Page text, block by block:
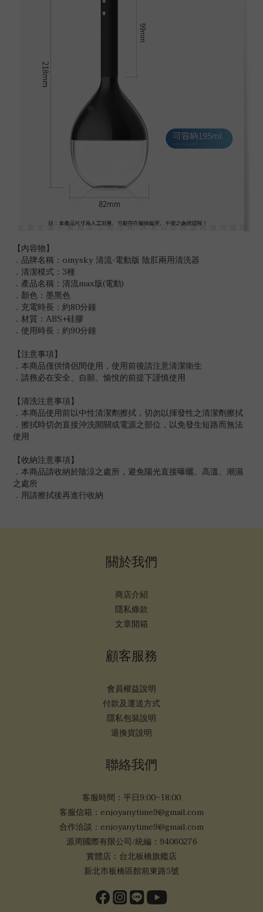
【內容物】
．品牌名稱：omysky 清流-電動版 陰肛兩用清洗器
．清潔模式：3種
．產品名稱：清流max版(電動)
．顏色：墨黑色
．充電時長：約80分鐘
．材質：ABS+硅膠
．使用時長：約90分鐘
【注意事項】
．本商品僅供情侶間使用，使用前後請注意清潔衛生
．請務必在安全、自願、愉悅的前提下謹慎使用
【清洗注意事項】
．本商品使用前以中性清潔劑擦拭，切勿以揮發性之清潔劑擦拭
．擦拭時切勿直接沖洗開關或電源之部位，以免發生短路而無法
使用
【收納注意事項】
．本商品請收納於陰涼之處所，避免陽光直接曝曬、高溫、潮濕
之處所
．用請擦拭後再進行收納
關於我們
商店介紹
隱私條款
文章開箱
顧客服務
會員權益說明
付款及運送方式
隱私包裝說明
退換貨說明
聯絡我們
客服時間：平日9:00~18:00
客服信箱：enjoyanytime9@gmail.com
合作洽談：enjoyanytime9@gmail.com
源周國際有限公司/統編：94060276
實體店：台北板橋旗艦店
新北市板橋區館前東路5號